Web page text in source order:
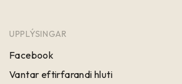
UPPLÝSINGAR
Facebook
Vantar eftirfarandi hluti